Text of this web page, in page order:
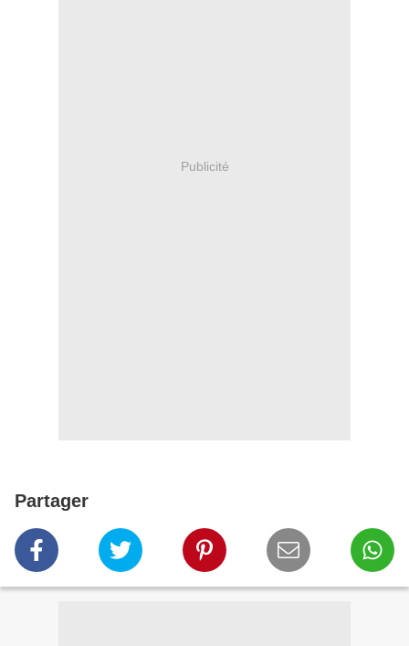
Publicité
Partager